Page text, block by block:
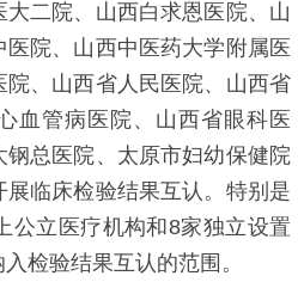
二院、山西白求恩医院、山
院、山西中医药大学附属医
院、山西省人民医院、山西省
血管病医院、山西省眼科医
钢总医院、太原市妇幼保健院
临床检验结果互认。特别是
公立医疗机构和8家独立设置
检验结果互认的范围。